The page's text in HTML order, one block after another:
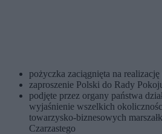
pożyczka zaciągnięta na
zaproszenie Polski do Rady
podjęte przez organy państwa
wyjaśnienie wszelkich
towarzysko-biznesowych
Czarzastego